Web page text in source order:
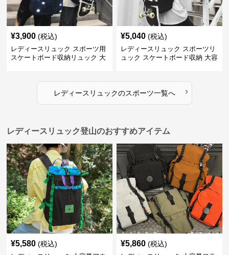
¥3,900 (税込)
レディースリュック スポーツ用
スケートボード収納リュック 大
¥5,040 (税込)
レディースリュック スポーツリ
ュック スケートボード収納 大容
レディースリュックのスポーツ一覧へ ›
レディースリュック登山のおすすめアイテム
¥5,580 (税込) ¥5,860 (税込)